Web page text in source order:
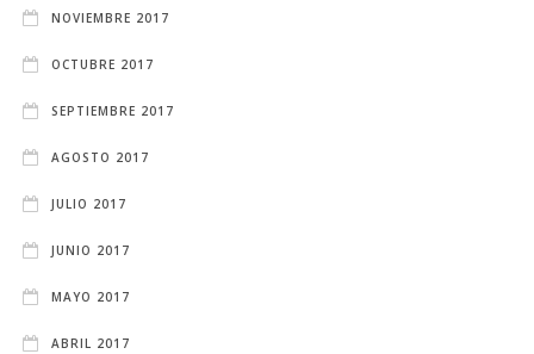
NOVIEMBRE 2017
OCTUBRE 2017
SEPTIEMBRE 2017
AGOSTO 2017
JULIO 2017
JUNIO 2017
MAYO 2017
ABRIL 2017